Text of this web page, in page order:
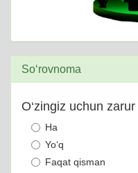
So‘rovnoma
O‘zingiz uchun
Ha
Yo‘q
Faqat qisman